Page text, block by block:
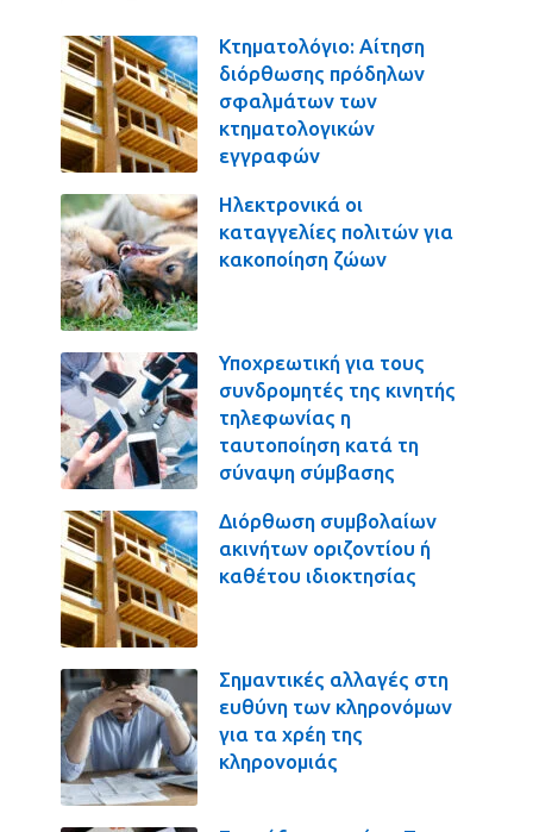
Κτηματολόγιο: Αίτηση
διόρθωσης πρόδηλων
σφαλμάτων των
κτηματολογικών
εγγραφών
Ηλεκτρονικά οι
καταγγελίες πολιτών για
κακοποίηση ζώων
Υποχρεωτική για τους
συνδρομητές της κινητής
τηλεφωνίας η
ταυτοποίηση κατά τη
σύναψη σύμβασης
Διόρθωση συμβολαίων
ακινήτων οριζοντίου ή
καθέτου ιδιοκτησίας
Σημαντικές αλλαγές στη
ευθύνη των κληρονόμων
για τα χρέη της
κληρονομιάς